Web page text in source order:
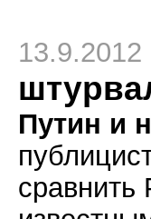
13.9.2012
Путин и
сравнить